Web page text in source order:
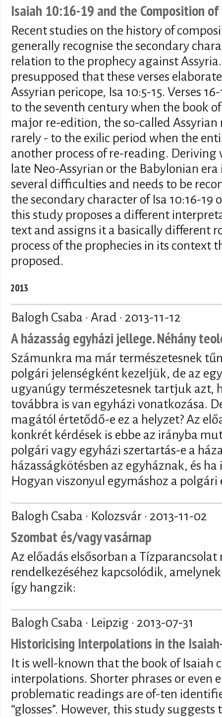
Isaiah 10:16-19 and the Composition
Recent studies on the history of
generally recognise the secondary
relation to the prophecy against
presupposed that these verses
Assyrian pericope, Isa 10:5-15. Verses
to the seventh century when the book
major re-edition, the so-called
rarely - to the exilic period when the
another process of re-reading. Deriving
late Neo-Assyrian or the Babylonian
several difficulties and needs to be
the secondary character of Isa 10:16-19
this study proposes a different
text and assigns it a basically different
process of the prophecies in its context
proposed.
2013
Balogh Csaba · Arad · 2013-11-12
A házasság egyházi jellege. Néhány
Számunkra ma már természetesnek
polgári jelenségként kezeljük, de az
ugyanúgy természetesnek tartjuk azt,
továbbra is van egyházi vonatkozása.
magától értetődő-e ez a helyzet? Az
konkrét kérdések is ebbe az irányba
polgári vagy egyházi szertartás-e a
házasságkötésben az egyháznak, és ha
Hogyan viszonyul egymáshoz a polgári
Balogh Csaba · Kolozsvár · 2013-11-02
Szombat és/vagy vasárnap
Az előadás elsősorban a
rendelkezéséhez kapcsolódik,
így hangzik:
Balogh Csaba · Leipzig · 2013-07-31
Historicising Interpolations in the
It is well-known that the book of Isaiah
interpolations. Shorter phrases or even
problematic readings are of-ten
“glosses”. However, this study